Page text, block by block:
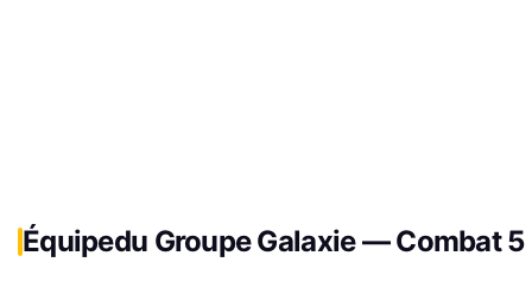
Équipedu Groupe Galaxie — Combat 5